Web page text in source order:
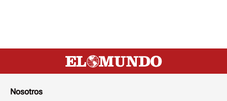
Nosotros